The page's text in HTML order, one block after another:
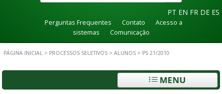
PT EN FR DE ES
Perguntas Frequentes Contato
Acesso a
sistemas
Comunicação
PÁGINA INICIAL > PROCESSOS SELETIVOS > ALUNOS > PS 21/2010
MENU